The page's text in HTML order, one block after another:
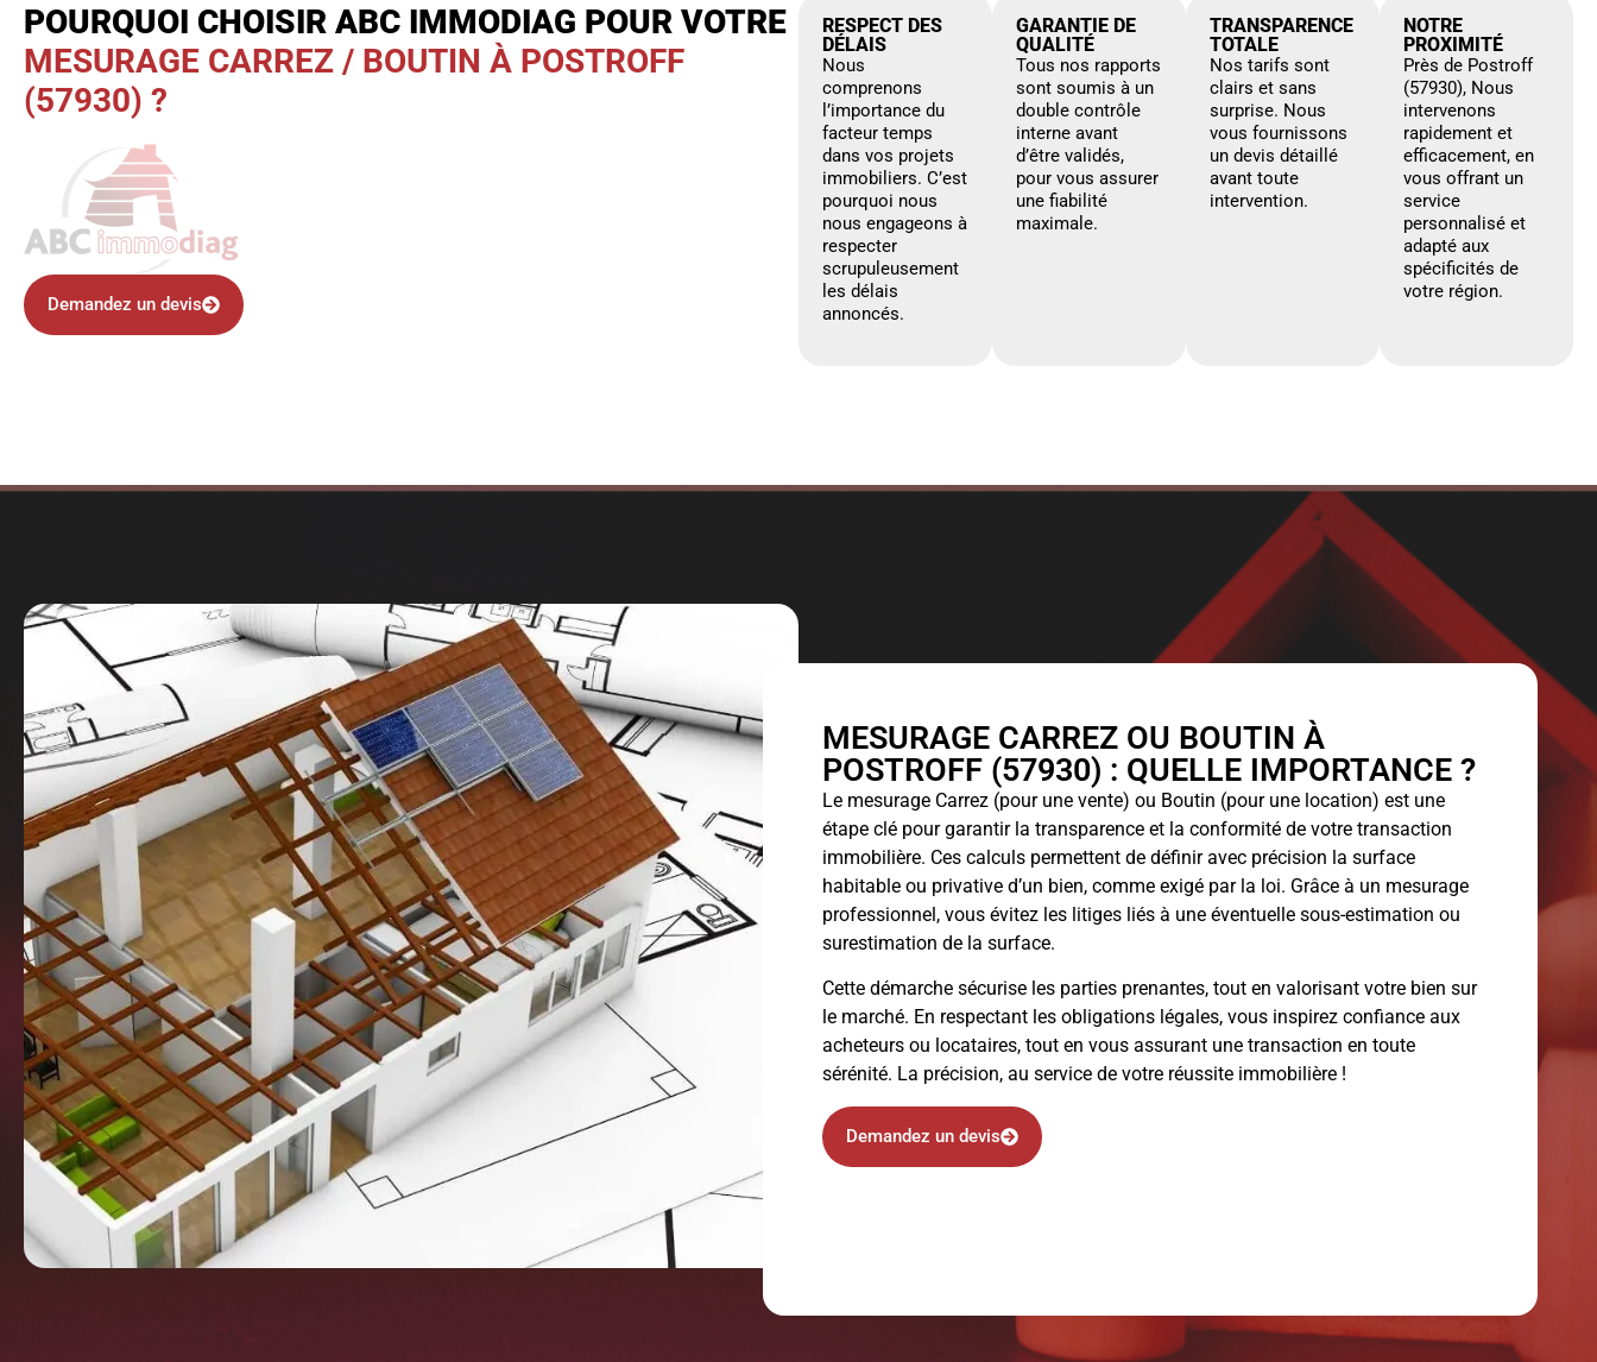
POURQUOI CHOISIR ABC IMMODIAG POUR VOTRE
MESURAGE CARREZ / BOUTIN À POSTROFF
(57930) ?
Demandez un devis
RESPECT DES
DÉLAIS
Nous
comprenons
l’importance du
facteur temps
dans vos projets
immobiliers. C’est
pourquoi nous
nous engageons à
respecter
scrupuleusement
les délais
annoncés.
GARANTIE DE
QUALITÉ
Tous nos rapports
sont soumis à un
double contrôle
interne avant
d’être validés,
pour vous assurer
une fiabilité
maximale.
TRANSPARENCE
TOTALE
Nos tarifs sont
clairs et sans
surprise. Nous
vous fournissons
un devis détaillé
avant toute
intervention.
NOTRE
PROXIMITÉ
Près de Postroff
(57930), Nous
intervenons
rapidement et
efficacement, en
vous offrant un
service
personnalisé et
adapté aux
spécificités de
votre région.
MESURAGE CARREZ OU BOUTIN À
POSTROFF (57930) : QUELLE IMPORTANCE ?
Le mesurage Carrez (pour une vente) ou Boutin (pour une location) est une
étape clé pour garantir la transparence et la conformité de votre transaction
immobilière. Ces calculs permettent de définir avec précision la surface
habitable ou privative d’un bien, comme exigé par la loi. Grâce à un mesurage
professionnel, vous évitez les litiges liés à une éventuelle sous-estimation ou
surestimation de la surface.
Cette démarche sécurise les parties prenantes, tout en valorisant votre bien sur
le marché. En respectant les obligations légales, vous inspirez confiance aux
acheteurs ou locataires, tout en vous assurant une transaction en toute
sérénité. La précision, au service de votre réussite immobilière !
Demandez un devis